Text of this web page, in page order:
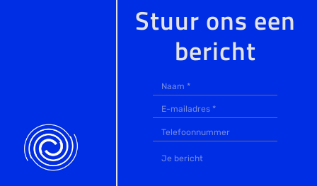
Stuur ons een
bericht